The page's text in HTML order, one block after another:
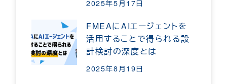
2025年5月17日
FMEAにAIエージェントを
活用することで得られる設
計検討の深度とは
2025年8月19日